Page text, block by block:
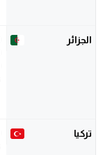
الجزائر
تركيا